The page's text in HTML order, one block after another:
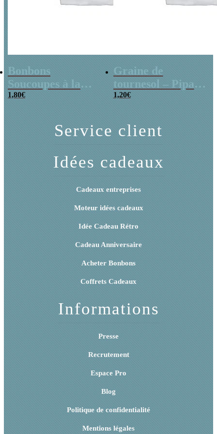
Bonbons
Soucoupes à la
poudre (x20)
1,80€
Graine de
tournesol – Pipas
x 3
1,20€
Service client
Idées cadeaux
Cadeaux entreprises
Moteur idées cadeaux
Idée Cadeau Rétro
Cadeau Anniversaire
Acheter Bonbons
Coffrets Cadeaux
Informations
Presse
Recrutement
Espace Pro
Blog
Politique de confidentialité
Mentions légales